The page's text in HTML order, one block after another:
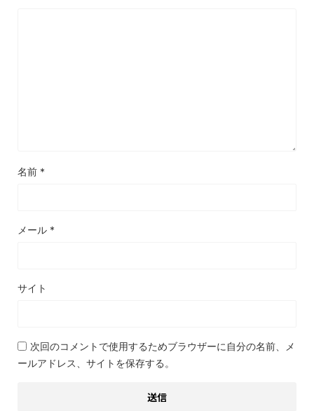
名前 *
メール *
サイト
次回のコメントで使用するためブラウザーに自分の名前、メ
ールアドレス、サイトを保存する。